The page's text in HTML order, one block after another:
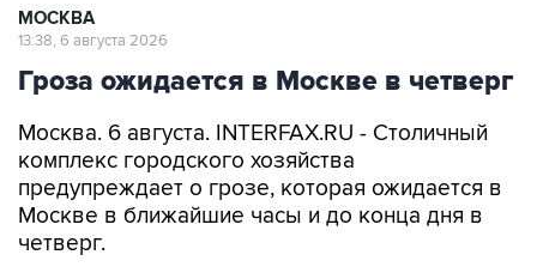
МОСКВА
13:38, 6 августа 2026
Гроза ожидается в Москве в четверг
Москва. 6 августа. INTERFAX.RU - Столичный
комплекс городского хозяйства
предупреждает о грозе, которая ожидается в
Москве в ближайшие часы и до конца дня в
четверг.